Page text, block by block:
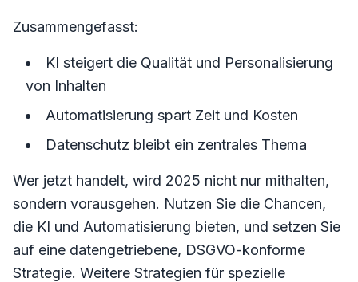
Zusammengefasst:
KI steigert die Qualität und Personalisierung
von Inhalten
Automatisierung spart Zeit und Kosten
Datenschutz bleibt ein zentrales Thema
Wer jetzt handelt, wird 2025 nicht nur mithalten,
sondern vorausgehen. Nutzen Sie die Chancen,
die KI und Automatisierung bieten, und setzen Sie
auf eine datengetriebene, DSGVO-konforme
Strategie. Weitere Strategien für spezielle